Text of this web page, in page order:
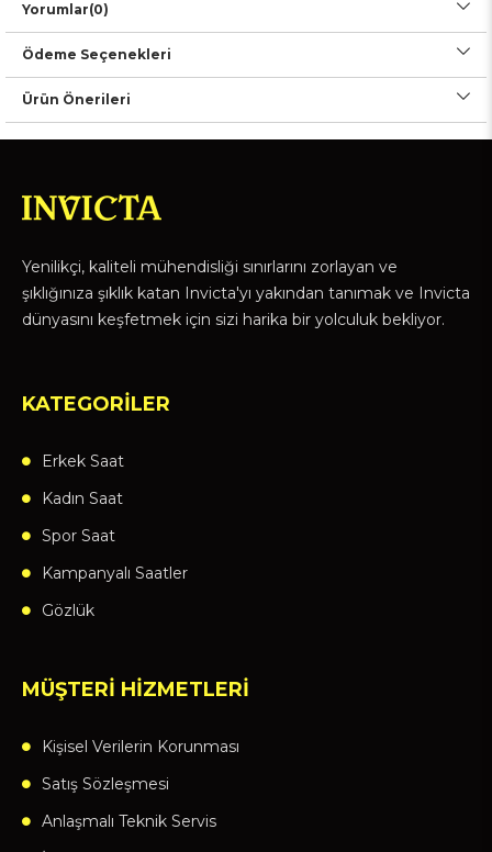
Yorumlar(0)
Ödeme Seçenekleri
Ürün Önerileri
Yenilikçi, kaliteli mühendisliği sınırlarını zorlayan ve
şıklığınıza şıklık katan Invicta'yı yakından tanımak ve Invicta
dünyasını keşfetmek için sizi harika bir yolculuk bekliyor.
KATEGORİLER
Erkek Saat
Kadın Saat
Spor Saat
Kampanyalı Saatler
Gözlük
MÜŞTERİ HİZMETLERİ
Kişisel Verilerin Korunması
Satış Sözleşmesi
Anlaşmalı Teknik Servis